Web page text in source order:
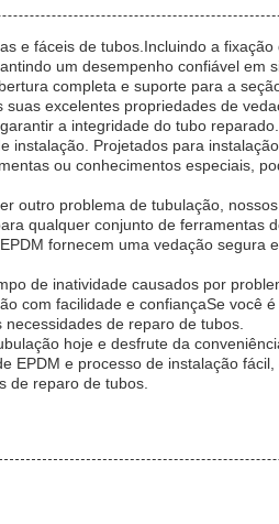
e fáceis de tubos.Incluindo a
um desempenho confiável em
completa e suporte para a
excelentes propriedades de
a integridade do tubo reparado.
Projetados para
ou conhecimentos especiais,
outro problema de tubulação,
qualquer conjunto de ferramentas
fornecem uma vedação segura
de inatividade causados por
com facilidade e confiançaSe você
de reparo de tubos.
hoje e desfrute da
e processo de instalação
de reparo de tubos.